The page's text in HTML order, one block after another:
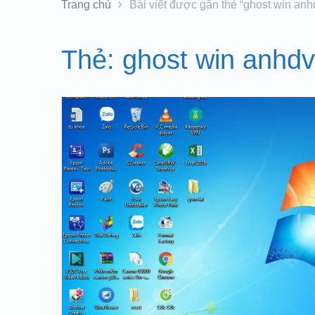
Trang chủ Bài viết được gắn thẻ “ghost win
Thẻ: ghost win anhdv